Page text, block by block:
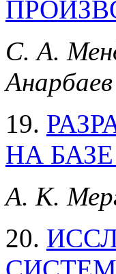
С. А.
Анарбаев
19.
НА БАЗЕ
А. К.
20.